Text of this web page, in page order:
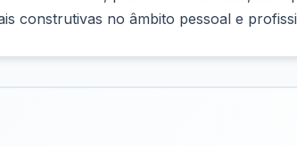
construtivas no âmbito pessoal e